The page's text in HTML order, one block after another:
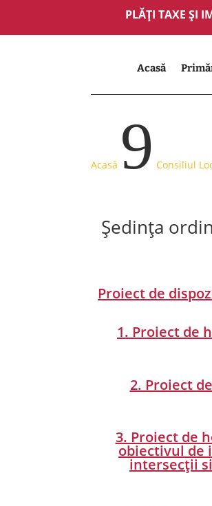
PLĂȚI TAXE ȘI
Acasă
Acasă 9 Consiliul
Ședința
Proiect de
1. Proiect de
2. Proiect
3. Proiect de
obiectivul de
intersecții